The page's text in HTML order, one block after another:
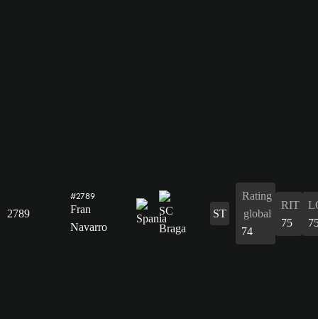
2789
#2789
Fran
Navarro
ST
Rating
global
74
RIT
75